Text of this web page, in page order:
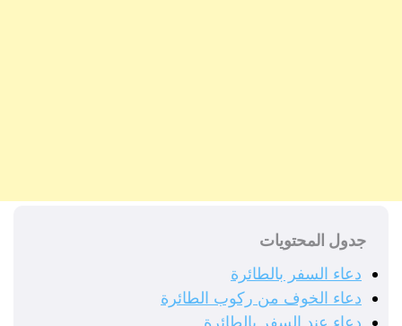
جدول المحتويات
دعاء السفر بالطائرة
دعاء الخوف من ركوب الطائرة
دعاء عند السفر بالطائرة